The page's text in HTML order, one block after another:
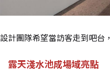
設計團隊希望當訪客走到吧台
露天淺水池成場域亮點